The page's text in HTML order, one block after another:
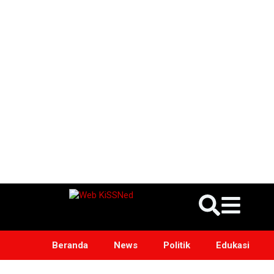
Beranda News Politik Edukasi